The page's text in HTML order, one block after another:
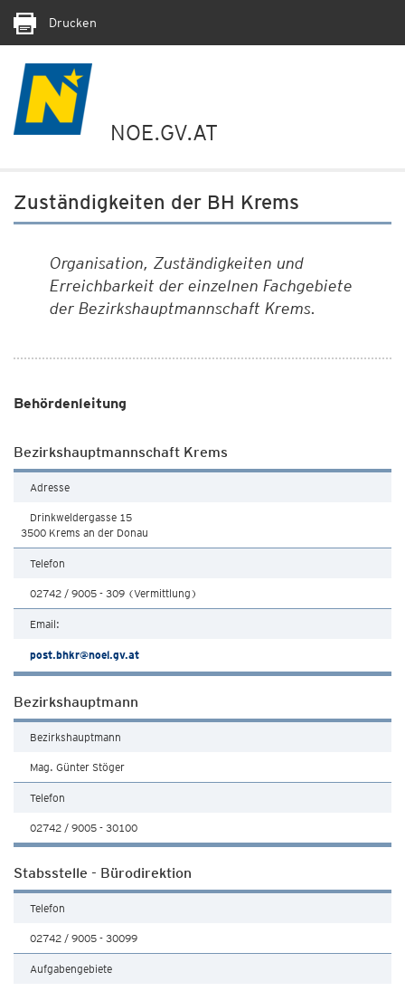
Drucken
NOE.GV.AT
Zuständigkeiten der BH Krems
Organisation, Zuständigkeiten und
Erreichbarkeit der einzelnen Fachgebiete
der Bezirkshauptmannschaft Krems.
Behördenleitung
Bezirkshauptmannschaft Krems
Adresse
Drinkweldergasse 15
3500 Krems an der Donau
Telefon
02742 / 9005 - 309 (Vermittlung)
Email:
post.bhkr@noel.gv.at
Bezirkshauptmann
Bezirkshauptmann
Mag. Günter Stöger
Telefon
02742 / 9005 - 30100
Stabsstelle - Bürodirektion
Telefon
02742 / 9005 - 30099
Aufgabengebiete